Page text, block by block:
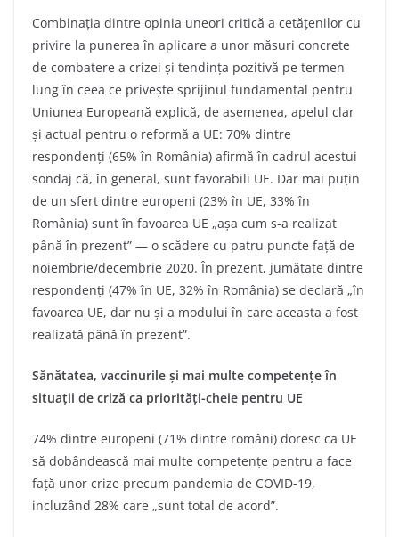
Combinația dintre opinia uneori critică a cetățenilor cu
privire la punerea în aplicare a unor măsuri concrete
de combatere a crizei și tendința pozitivă pe termen
lung în ceea ce privește sprijinul fundamental pentru
Uniunea Europeană explică, de asemenea, apelul clar
și actual pentru o reformă a UE: 70% dintre
respondenți (65% în România) afirmă în cadrul acestui
sondaj că, în general, sunt favorabili UE. Dar mai puțin
de un sfert dintre europeni (23% în UE, 33% în
România) sunt în favoarea UE „așa cum s-a realizat
până în prezent” — o scădere cu patru puncte față de
noiembrie/decembrie 2020. În prezent, jumătate dintre
respondenți (47% în UE, 32% în România) se declară „în
favoarea UE, dar nu și a modului în care aceasta a fost
realizată până în prezent”.
Sănătatea, vaccinurile și mai multe competențe în
situații de criză ca priorități-cheie pentru UE
74% dintre europeni (71% dintre români) doresc ca UE
să dobândească mai multe competențe pentru a face
față unor crize precum pandemia de COVID-19,
incluzând 28% care „sunt total de acord”.